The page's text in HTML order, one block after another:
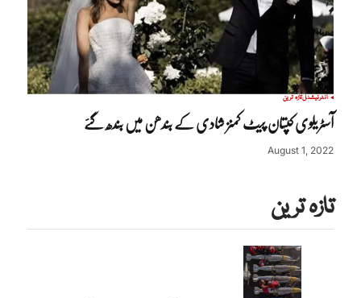
انٹرنیشنلتازہ ترین
آسٹریلوی کپتان پیٹ کمنز شادی کے بندھن میں بندھ گئے
August 1, 2022
تازہ ترین